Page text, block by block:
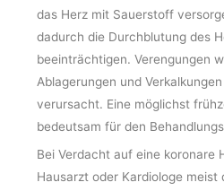
das Herz mit Sauerstoff
dadurch die Durchblutung des
beeinträchtigen. Verengungen
Ablagerungen und
verursacht. Eine möglichst
bedeutsam für den
Bei Verdacht auf eine koronare
Hausarzt oder Kardiologe meist